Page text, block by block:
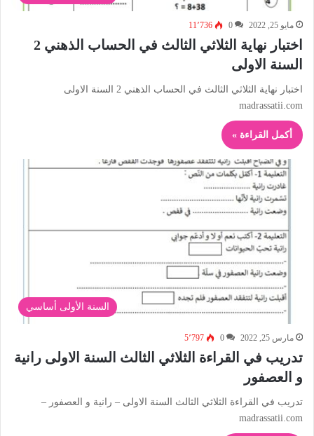
مايو 25, 2022 0 11٬736
اختبار نهاية الثلاثي الثالث في الحساب الذهني 2
السنة الاولى
اختبار نهاية الثلاثي الثالث في الحساب الذهني 2 السنة الاولى
madrassatii.com
أكمل القراءة »
السنة الأولى أساسي
مارس 25, 2022 0 5٬797
تدريب في القراءة الثلاثي الثالث السنة الاولى رانية
و العصفور
تدريب في القراءة الثلاثي الثالث السنة الاولى – رانية و العصفور –
madrassatii.com